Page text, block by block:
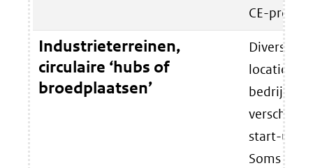
CE-
Industrieterreinen,
circulaire ‘hubs of
broedplaatsen’
Diverse
locaties of
start-ups
Soms al